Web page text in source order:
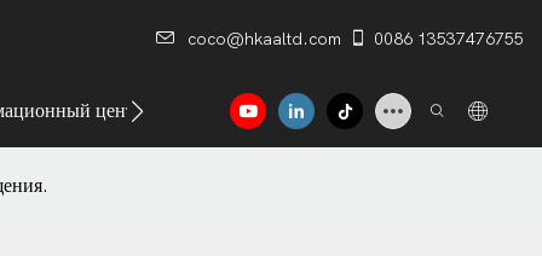
coco@hkaaltd.com 0086 13537476755
центр Контакт